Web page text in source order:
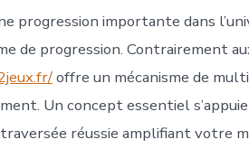
progression importante dans
de progression. Contrairement
offre un mécanisme de
Un concept essentiel
réussie amplifiant votre